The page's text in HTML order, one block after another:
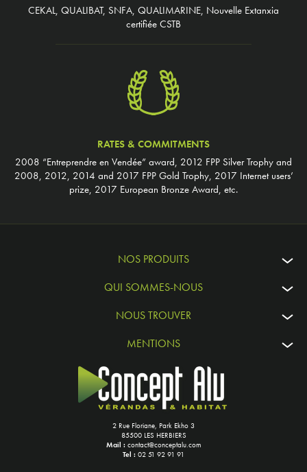
CEKAL, QUALIBAT, SNFA, QUALIMARINE, Nouvelle Extanxia
certifiée CSTB
RATES & COMMITMENTS
2008 “Entreprendre en Vendée” award, 2012 FPP Silver Trophy and
2008, 2012, 2014 and 2017 FPP Gold Trophy, 2017 Internet users’
prize, 2017 European Bronze Award, etc.
NOS PRODUITS
QUI SOMMES-NOUS
NOUS TROUVER
MENTIONS
2 Rue Floriane, Park Ekho 3
85500 LES HERBIERS
Mail : contact@conceptalu.com
Tel : 02 51 92 91 91